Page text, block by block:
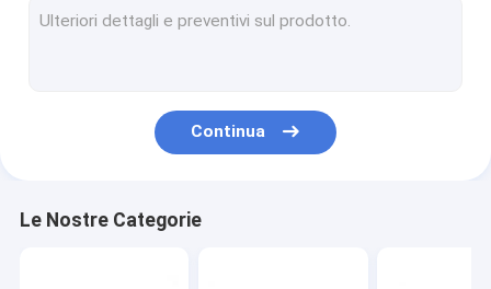
Continua
Le Nostre Categorie